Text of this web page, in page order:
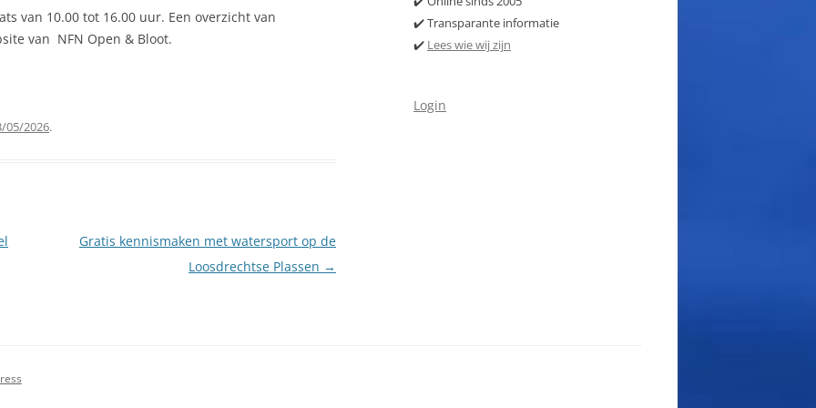
van 10.00 tot 16.00 uur. Een overzicht van
van NFN Open & Bloot.
05/2026.
Gratis kennismaken met watersport op de
Loosdrechtse Plassen →
✔️ Transparante informatie
✔️ Lees wie wij zijn
Login